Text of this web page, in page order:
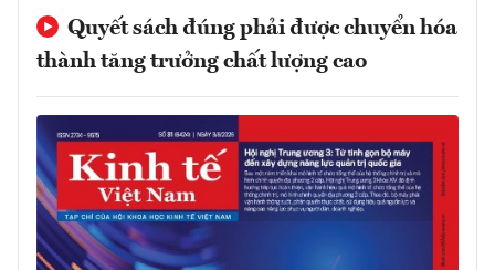
Quyết sách đúng phải được chuyển hóa
thành tăng trưởng chất lượng cao